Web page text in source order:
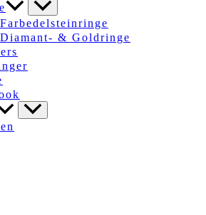
Farbedelsteinringe
Diamant- & Goldringe